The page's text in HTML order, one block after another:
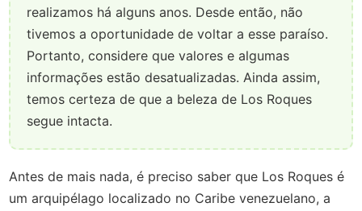
realizamos há alguns anos. Desde então, não
tivemos a oportunidade de voltar a esse paraíso.
Portanto, considere que valores e algumas
informações estão desatualizadas. Ainda assim,
temos certeza de que a beleza de Los Roques
segue intacta.
Antes de mais nada, é preciso saber que Los Roques é
um arquipélago localizado no Caribe venezuelano, a